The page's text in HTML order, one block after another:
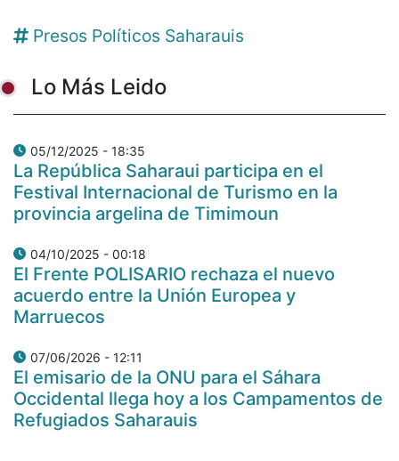
Presos Políticos Saharauis
Lo Más Leido
05/12/2025 - 18:35
La República Saharaui participa en el
Festival Internacional de Turismo en la
provincia argelina de Timimoun
04/10/2025 - 00:18
El Frente POLISARIO rechaza el nuevo
acuerdo entre la Unión Europea y
Marruecos
07/06/2026 - 12:11
El emisario de la ONU para el Sáhara
Occidental llega hoy a los Campamentos de
Refugiados Saharauis